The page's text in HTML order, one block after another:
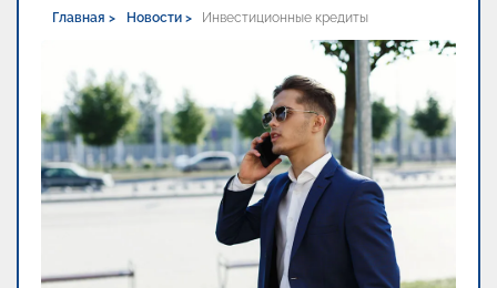
Главная > Новости > Инвестиционные кредиты